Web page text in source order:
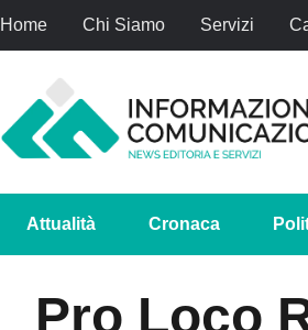
Home Chi Siamo Servizi
Attualità Cronaca
Pro Loco